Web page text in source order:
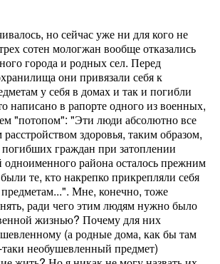
но сейчас уже ни для кого не
сотен мологжан вообще отказались
города и родных сел. Перед
они привязали себя к
у себя в домах и так и погибли
написано в рапорте одного из военных,
"потопом": "Эти люди абсолютно все
здоровья, таким образом,
граждан при затоплении
района осталось прежним
те, кто накрепко прикрепляли себя
Мне, конечно, тоже
ради чего этим людям нужно было
жизнью? Почему для них
(а родные дома, как бы там
необушевленный предмет)